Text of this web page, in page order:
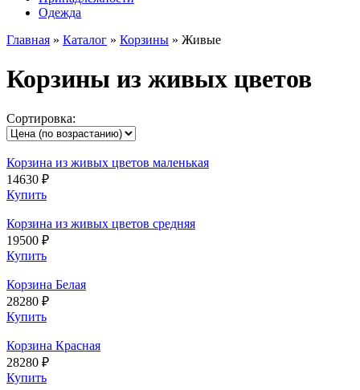
Одежда
Главная » Каталог » Корзины » Живые
Корзины из живых цветов
Сортировка:
Корзина из живых цветов маленькая
14630 ₽
Купить
Корзина из живых цветов средняя
19500 ₽
Купить
Корзина Белая
28280 ₽
Купить
Корзина Красная
28280 ₽
Купить